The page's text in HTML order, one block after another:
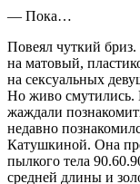
— Пока…
Повеял чуткий
на матовый,
на сексуальных
Но живо смутились.
жаждали
недавно
Катушкиной. Она
пылкого тела
средней длины и